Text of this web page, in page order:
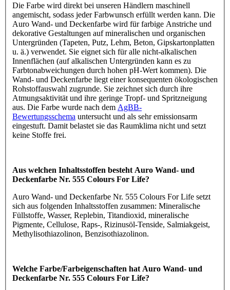
Die Farbe wird direkt bei unseren Händlern maschinell
angemischt, sodass jeder Farbwunsch erfüllt werden kann. Die
Auro Wand- und Deckenfarbe wird für farbige Anstriche und
dekorative Gestaltungen auf mineralischen und organischen
Untergründen (Tapeten, Putz, Lehm, Beton, Gipskartonplatten
u. ä.) verwendet. Sie eignet sich für alle nicht-alkalischen
Innenflächen (auf alkalischen Untergründen kann es zu
Farbtonabweichungen durch hohen pH-Wert kommen). Die
Wand- und Deckenfarbe liegt einer konsequenten ökologischen
Rohstoffauswahl zugrunde. Sie zeichnet sich durch ihre
Atmungsaktivität und ihre geringe Tropf- und Spritzneigung
aus. Die Farbe wurde nach dem AgBB-
Bewertungsschema untersucht und als sehr emissionsarm
eingestuft. Damit belastet sie das Raumklima nicht und setzt
keine Stoffe frei.
Aus welchen Inhaltsstoffen besteht Auro Wand- und
Deckenfarbe Nr. 555 Colours For Life?
Auro Wand- und Deckenfarbe Nr. 555 Colours For Life setzt
sich aus folgenden Inhaltsstoffen zusammen: Mineralische
Füllstoffe, Wasser, Replebin, Titandioxid, mineralische
Pigmente, Cellulose, Raps-, Rizinusöl-Tenside, Salmiakgeist,
Methylisothiazolinon, Benzisothiazolinon.
Welche Farbe/Farbeigenschaften hat Auro Wand- und
Deckenfarbe Nr. 555 Colours For Life?